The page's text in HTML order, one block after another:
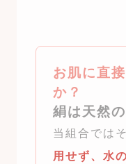
お肌に直
か？
絹は天然
当組合では
用せず、水